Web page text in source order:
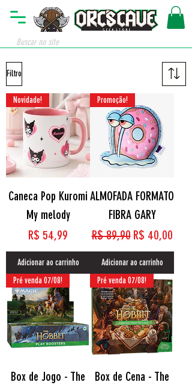
Filtro
Novidade!
Caneca Pop Kuromi
My melody
Preço
R$ 54,99
Adicionar ao carrinho
Promoção!
ALMOFADA FORMATO
FIBRA GARY
Preço normal
R$ 89,90 Preço
R$ 40,00
Adicionar ao carrinho
Pré venda 07/08!
Box de Jogo - The
Pré venda 07/08!
Box de Cena - The